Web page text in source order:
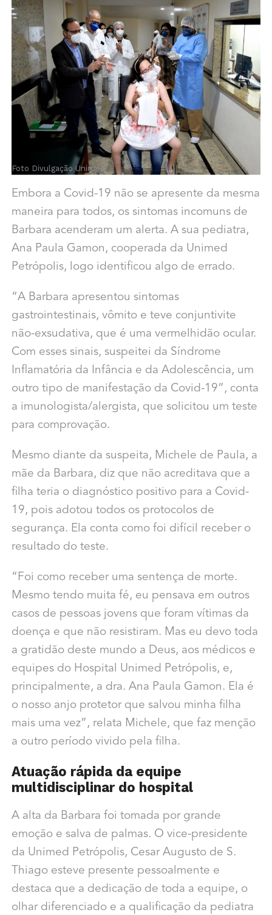
Foto Divulgação Unimed
Embora a Covid-19 não se apresente da mesma
maneira para todos, os sintomas incomuns de
Barbara acenderam um alerta. A sua pediatra,
Ana Paula Gamon, cooperada da Unimed
Petrópolis, logo identificou algo de errado.
“A Barbara apresentou sintomas
gastrointestinais, vômito e teve conjuntivite
não-exsudativa, que é uma vermelhidão ocular.
Com esses sinais, suspeitei da Síndrome
Inflamatória da Infância e da Adolescência, um
outro tipo de manifestação da Covid-19”, conta
a imunologista/alergista, que solicitou um teste
para comprovação.
Mesmo diante da suspeita, Michele de Paula, a
mãe da Barbara, diz que não acreditava que a
filha teria o diagnóstico positivo para a Covid-
19, pois adotou todos os protocolos de
segurança. Ela conta como foi difícil receber o
resultado do teste.
“Foi como receber uma sentença de morte.
Mesmo tendo muita fé, eu pensava em outros
casos de pessoas jovens que foram vítimas da
doença e que não resistiram. Mas eu devo toda
a gratidão deste mundo a Deus, aos médicos e
equipes do Hospital Unimed Petrópolis, e,
principalmente, a dra. Ana Paula Gamon. Ela é
o nosso anjo protetor que salvou minha filha
mais uma vez”, relata Michele, que faz menção
a outro período vivido pela filha.
Atuação rápida da equipe
multidisciplinar do hospital
A alta da Barbara foi tomada por grande
emoção e salva de palmas. O vice-presidente
da Unimed Petrópolis, Cesar Augusto de S.
Thiago esteve presente pessoalmente e
destaca que a dedicação de toda a equipe, o
olhar diferenciado e a qualificação da pediatra